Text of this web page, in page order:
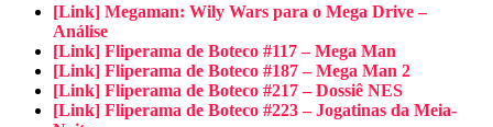
[Link] Megaman: Wily Wars para o Mega Drive –
Análise
[Link] Fliperama de Boteco #117 – Mega Man
[Link] Fliperama de Boteco #187 – Mega Man 2
[Link] Fliperama de Boteco #217 – Dossiê NES
[Link] Fliperama de Boteco #223 – Jogatinas da Meia-